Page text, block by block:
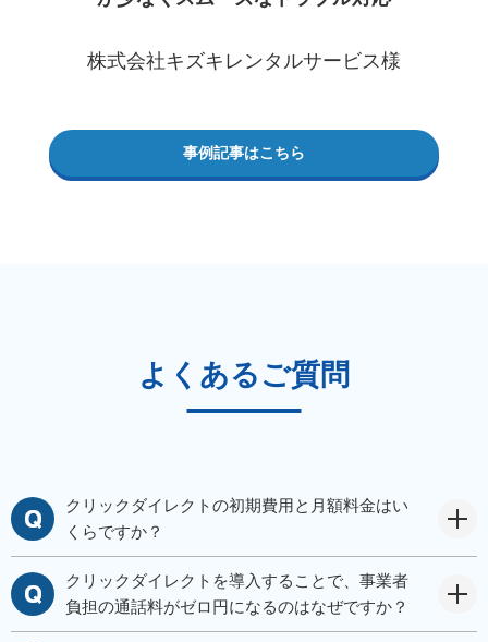
株式会社キズキレンタルサービス様
事例記事はこちら
よくあるご質問
クリックダイレクトの初期費用と月額料金はい
くらですか？
クリックダイレクトを導入することで、事業者
負担の通話料がゼロ円になるのはなぜですか？